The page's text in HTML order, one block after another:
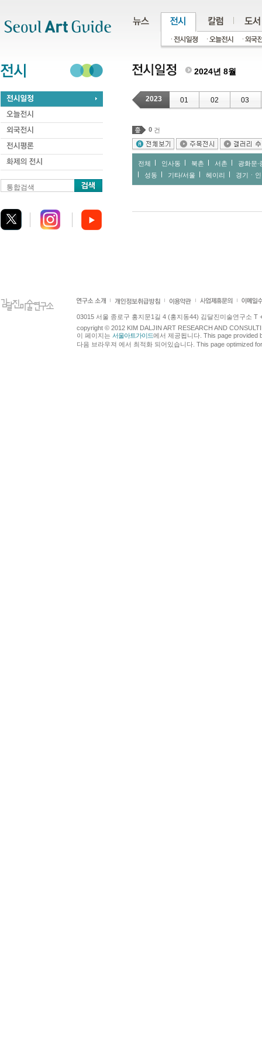
통합검색
2024년 8월
2023 01 02 03
0 건
전체 인사동 북촌 서촌
광화문∙
성동
기타/서울 헤이리 경기ㆍ
03015 서울 종로구 홍지문1길 4 (홍지동44) 김달진미술연구소 T
copyright © 2012 KIM DALJIN ART RESEARCH AND
이 페이지는 서울아트가이드에서 제공됩니다. This page provided
다음 브라우져 에서 최적화 되어있습니다. This page optimized